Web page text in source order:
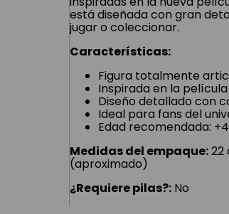
está diseñada con gran
jugar o coleccionar.
Características:
Figura totalmente
Inspirada en la
Diseño detallado con
Ideal para fans del
Edad recomendada:
Medidas del empaque:22
(aproximado)
¿Requiere pilas?: No